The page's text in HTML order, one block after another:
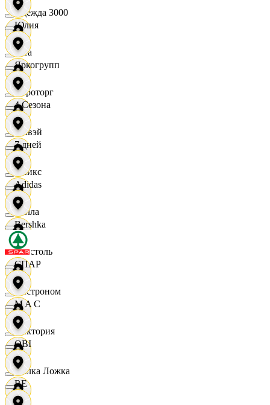
Одежда 3000
Zara
Агроторг
Амвэй
Аникс
Билла
Бристоль
Быстроном
Виктория
Вилка Ложка
Юлия
Яркогрупп
4 Сезона
7 дней
Adidas
Bershka
СПАР
M A C
OBI
RE